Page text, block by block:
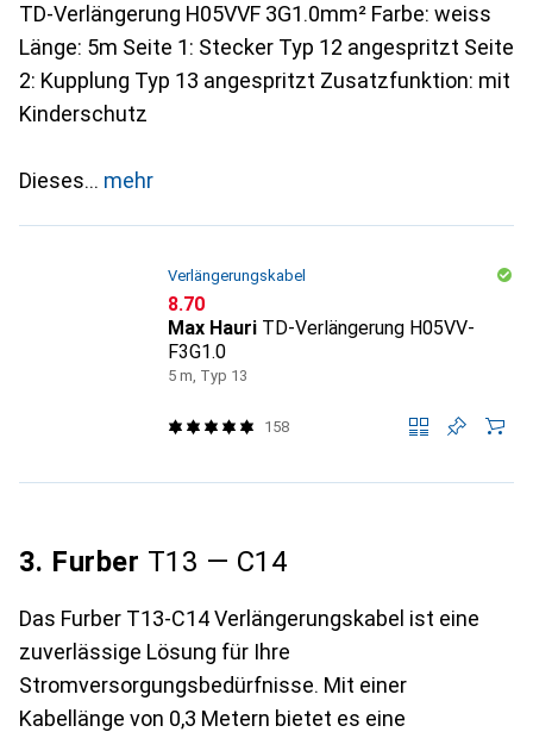
TD-Verlängerung H05VVF 3G1.0mm² Farbe: weiss
Länge: 5m Seite 1: Stecker Typ 12 angespritzt Seite
2: Kupplung Typ 13 angespritzt Zusatzfunktion: mit
Kinderschutz
Dieses mehr
Verlängerungskabel
CHF
8.70
Max Hauri TD-Verlängerung H05VV-
F3G1.0
5 m, Typ 13
158
3. Furber T13 — C14
Das Furber T13-C14 Verlängerungskabel ist eine
zuverlässige Lösung für Ihre
Stromversorgungsbedürfnisse. Mit einer
Kabellänge von 0,3 Metern bietet es eine